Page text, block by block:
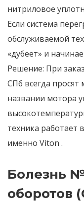
нитриловое
Если система
обслуживаемой
«дубеет» и
Решение: При
СПб всегда просят
названии мотора
техника работает
именно Viton .
Болезнь
оборотов